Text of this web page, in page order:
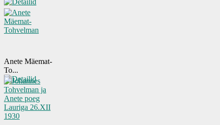
Anete Mäemat-
To...